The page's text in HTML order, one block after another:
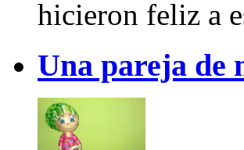
hicieron feliz a
Una pareja de